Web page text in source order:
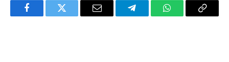
FacebookTwitter Email TelegramWhatsAppCopy